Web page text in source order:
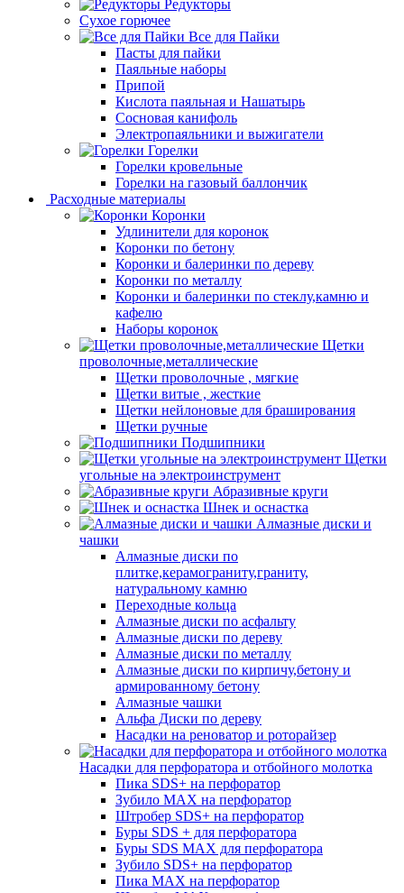
Редукторы
Сухое горючее
Все для Пайки
Пасты для пайки
Паяльные наборы
Припой
Кислота паяльная и Нашатырь
Сосновая канифоль
Электропаяльники и выжигатели
Горелки
Горелки кровельные
Горелки на газовый баллончик
Расходные материалы
Коронки
Удлинители для коронок
Коронки по бетону
Коронки и балеринки по дереву
Коронки по металлу
Коронки и балеринки по стеклу,камню и
кафелю
Наборы коронок
Щетки
проволочные,металлические
Щетки проволочные , мягкие
Щетки витые , жесткие
Щетки нейлоновые для браширования
Щетки ручные
Подшипники
Щетки
угольные на электроинструмент
Абразивные круги
Шнек и оснастка
Алмазные диски и
чашки
Алмазные диски по
плитке,керамограниту,граниту,
натуральному камню
Переходные кольца
Алмазные диски по асфальту
Алмазные диски по дереву
Алмазные диски по металлу
Алмазные диски по кирпичу,бетону и
армированному бетону
Алмазные чашки
Альфа Диски по дереву
Насадки на реноватор и роторайзер
Насадки для перфоратора и отбойного молотка
Пика SDS+ на перфоратор
Зубило MAX на перфоратор
Штробер SDS+ на перфоратор
Буры SDS + для перфоратора
Буры SDS MAX для перфоратора
Зубило SDS+ на перфоратор
Пика MAX на перфоратор